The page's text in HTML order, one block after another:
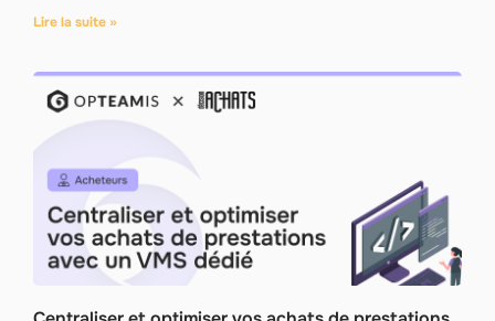
Lire la suite »